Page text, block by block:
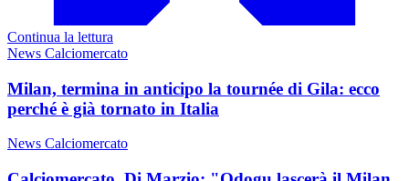
Continua la lettura
News Calciomercato
Milan, termina in anticipo la tournée di Gila: ecco
perché è già tornato in Italia
News Calciomercato